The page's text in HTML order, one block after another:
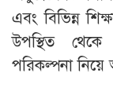
এবং বিভিন্ন
উপস্থিত থেকে
পরিকল্পনা